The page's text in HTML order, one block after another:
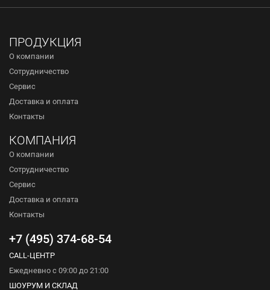
ПРОДУКЦИЯ
О компании
Сотрудничество
Сервис
Доставка и оплата
Контакты
КОМПАНИЯ
О компании
Сотрудничество
Сервис
Доставка и оплата
Контакты
+7 (495) 374-68-54
CALL-ЦЕНТР
Ежедневно с 09:00 до 21:00
ШОУРУМ И СКЛАД